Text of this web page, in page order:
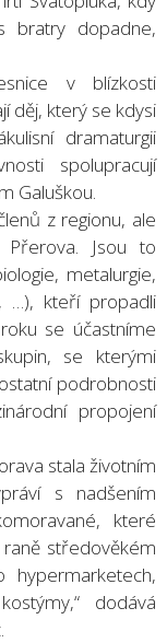
bratry dopadne,
v blízkosti
děj, který se kdysi
dramaturgii
spolupracují
Galuškou.
z regionu, ale
Jsou to
metalurgie,
…), kteří propadli
se účastníme
se kterými
podrobnosti
propojení
stala životním
s nadšením
které
středověkém
dodává